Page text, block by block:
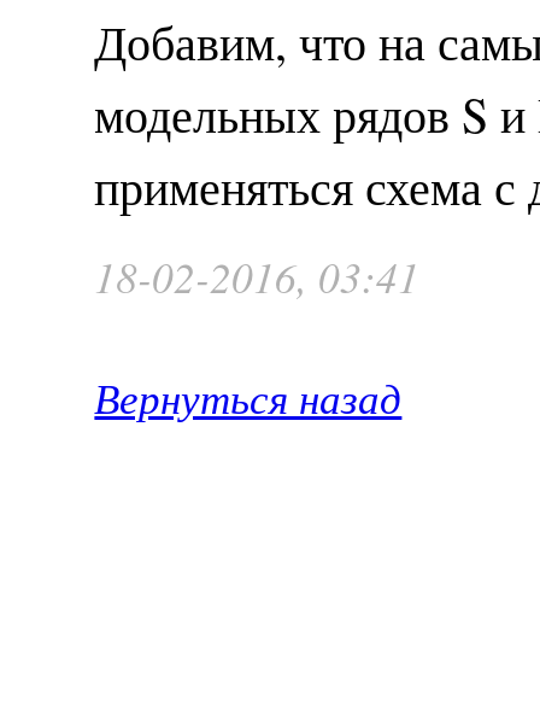
Добавим, что на
модельных рядов S
применяться схема
18-02-2016, 03:41
Вернуться назад